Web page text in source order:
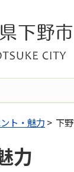
ト・魅力 > 下
力